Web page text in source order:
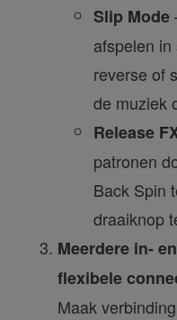
Slip Mode
afspelen
reverse of
de muziek
Release
patronen
Back Spin
draaiknop
Meerdere in-
flexibele
Maak